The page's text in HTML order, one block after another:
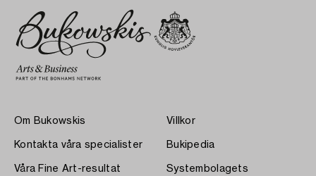
Om Bukowskis
Kontakta våra specialister
Våra Fine Art-resultat
Villkor
Bukipedia
Systembolagets